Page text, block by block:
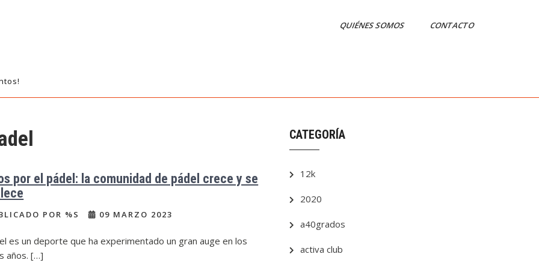
QUIÉNES SOMOS CONTACTO
por el pádel: la comunidad de pádel crece y se
POR %S 09 MARZO 2023
es un deporte que ha experimentado un gran auge en los
años. […]
CATEGORÍA
12k
2020
a40grados
activa club